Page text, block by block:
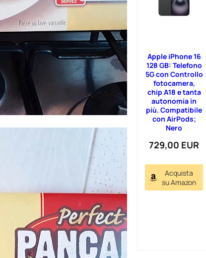
Apple iPhone 16
128 GB: Telefono
5G con Controllo
fotocamera,
chip A18 e tanta
autonomia in
più. Compatibile
con AirPods;
Nero
729,00 EUR
Acquista
su Amazon